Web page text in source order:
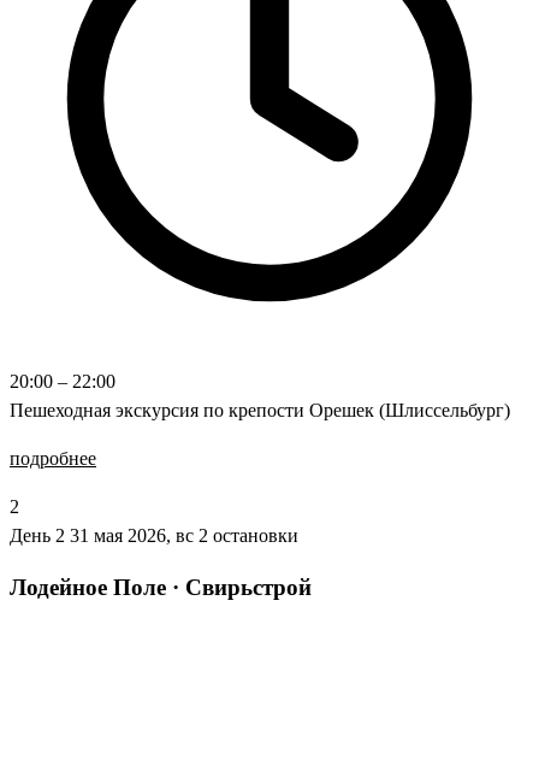
20:00 – 22:00
Пешеходная экскурсия по крепости Орешек (Шлиссельбург)
подробнее
2
День 2 31 мая 2026, вс 2 остановки
Лодейное Поле · Свирьстрой